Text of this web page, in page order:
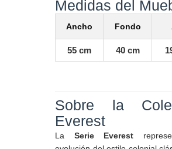
Medidas del
Ancho Fondo
55 cm 40 cm
Sobre la
Everest
La Serie Everest